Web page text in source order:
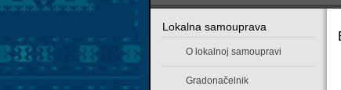
Lokalna samouprava
O lokalnoj samoupravi
Gradonačelnik